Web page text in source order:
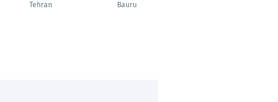
Tehran
Bauru